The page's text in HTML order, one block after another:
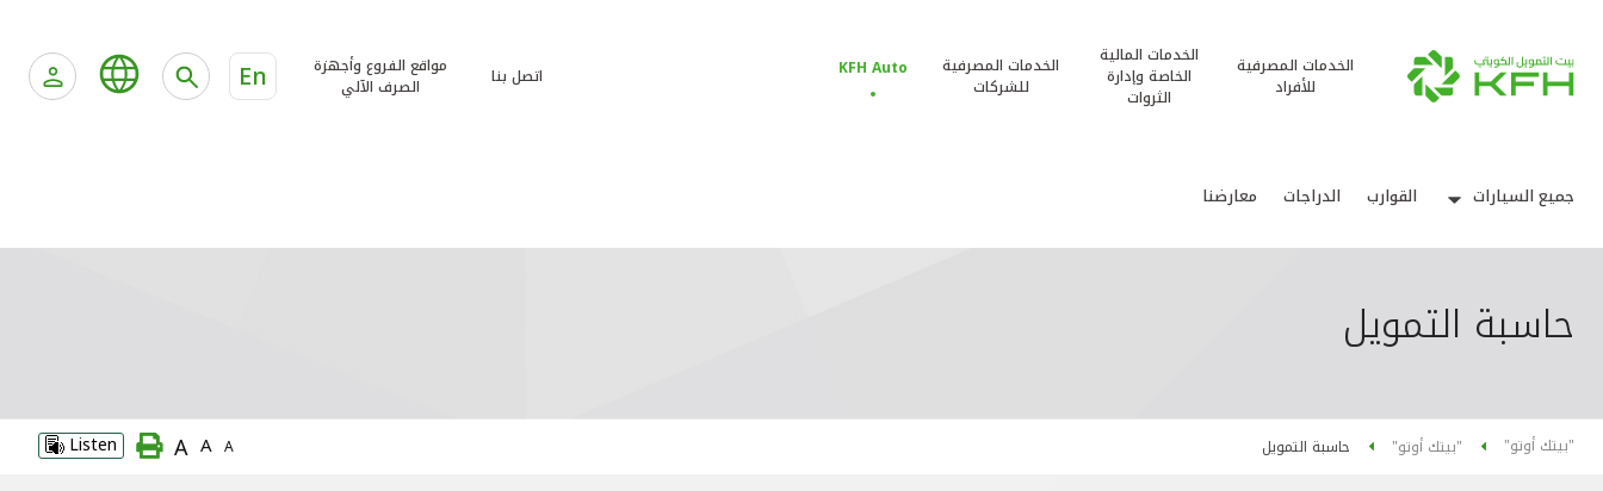
الخدمات المصرفية
للأفراد
الخدمات المالية
الخاصة وإدارة
الثروات
الخدمات المصرفية
للشركات
KFH Auto اتصل بنا
مواقع الفروع وأجهزة
الصرف الآلي
En
جميع السيارات القوارب الدراجات معارضنا
حاسبة التمويل
"بيتك أوتو" "بيتك أوتو" حاسبة التمويل A
A
A
Listen